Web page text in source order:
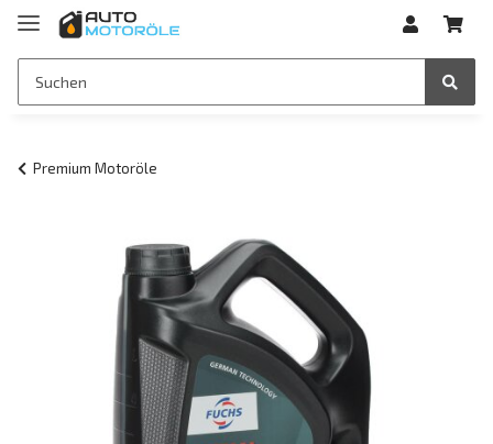
Premium Motoröle